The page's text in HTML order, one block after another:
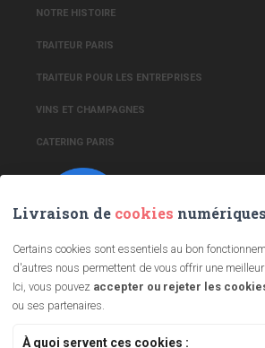
NOTRE HISTOIRE
TRAITEUR PARIS
TRAITEUR POUR LES ENTREPRISES
VINS ET CHAMPAGNES
CATERING PARIS
Livraison de cookies numériques
Certains cookies sont essentiels au bon
d'autres nous permettent de vous offrir une
Ici, vous pouvez accepter ou rejeter les
ou ses partenaires.
À quoi servent ces cookies :